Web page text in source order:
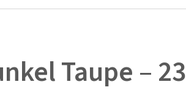
Taupe – 23